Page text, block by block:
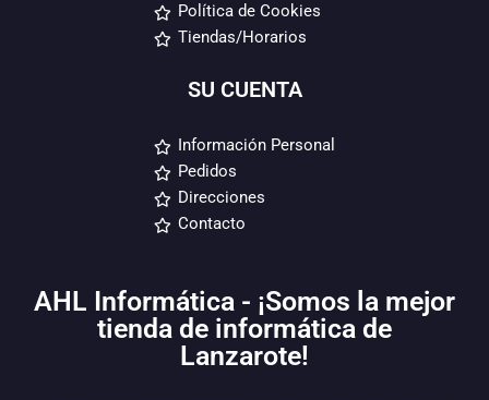
Política de Cookies
Tiendas/Horarios
SU CUENTA
Información Personal
Pedidos
Direcciones
Contacto
AHL Informática - ¡Somos la mejor
tienda de informática de
Lanzarote!